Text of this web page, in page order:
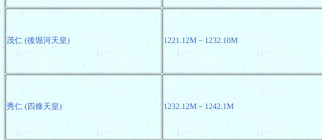
茂仁 (後堀河天皇) 1221.12M－1232.10M
秀仁 (四條天皇) 1232.12M－1242.1M